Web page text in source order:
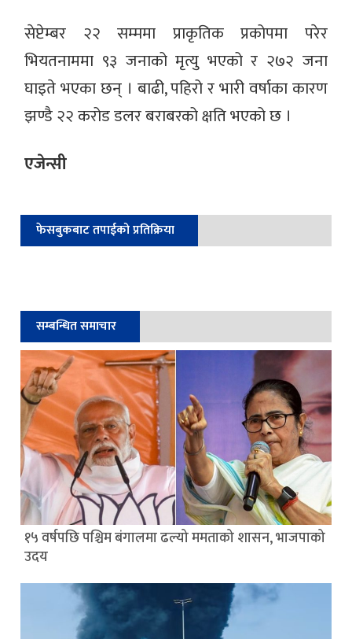
सेप्टेम्बर २२ सम्ममा प्राकृतिक प्रकोपमा परेर
भियतनाममा ९३ जनाको मृत्यु भएको र २७२ जना
घाइते भएका छन् । बाढी, पहिरो र भारी वर्षाका कारण
झण्डै २२ करोड डलर बराबरको क्षति भएको छ ।
एजेन्सी
फेसबुकबाट तपाईको प्रतिक्रिया
सम्बन्धित समाचार
१५ वर्षपछि पश्चिम बंगालमा ढल्यो ममताको शासन, भाजपाको
उदय